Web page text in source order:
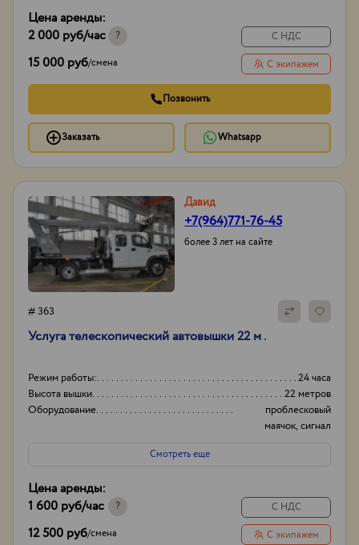
Тип проходимости
Вездеход
Цена аренды:
2 000 руб/час ?
15 000 руб/смена
С НДС
С экипажем
Позвонить
Заказать Whatsapp
Давид
+7(964)771-76-45
более 3 лет на сайте
# 363
Услуга телескопический автовышки 22 м .
Режим работы:
24 часа
Высота вышки
22 метров
Оборудование
проблесковый
маячок, сигнал
заднего хода
Смотреть еще
Цена аренды:
1 600 руб/час ?
12 500 руб/смена
С НДС
С экипажем